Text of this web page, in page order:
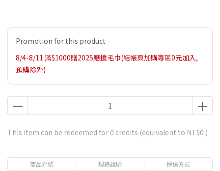
Promotion for this product
8/4-8/11 滿$1000贈2025應援毛巾(結帳頁加購專區0元加入,
預購除外)
This item can be redeemed for0 credits (equivalent to NT$0 )
商品介紹 規格說明 運送方式